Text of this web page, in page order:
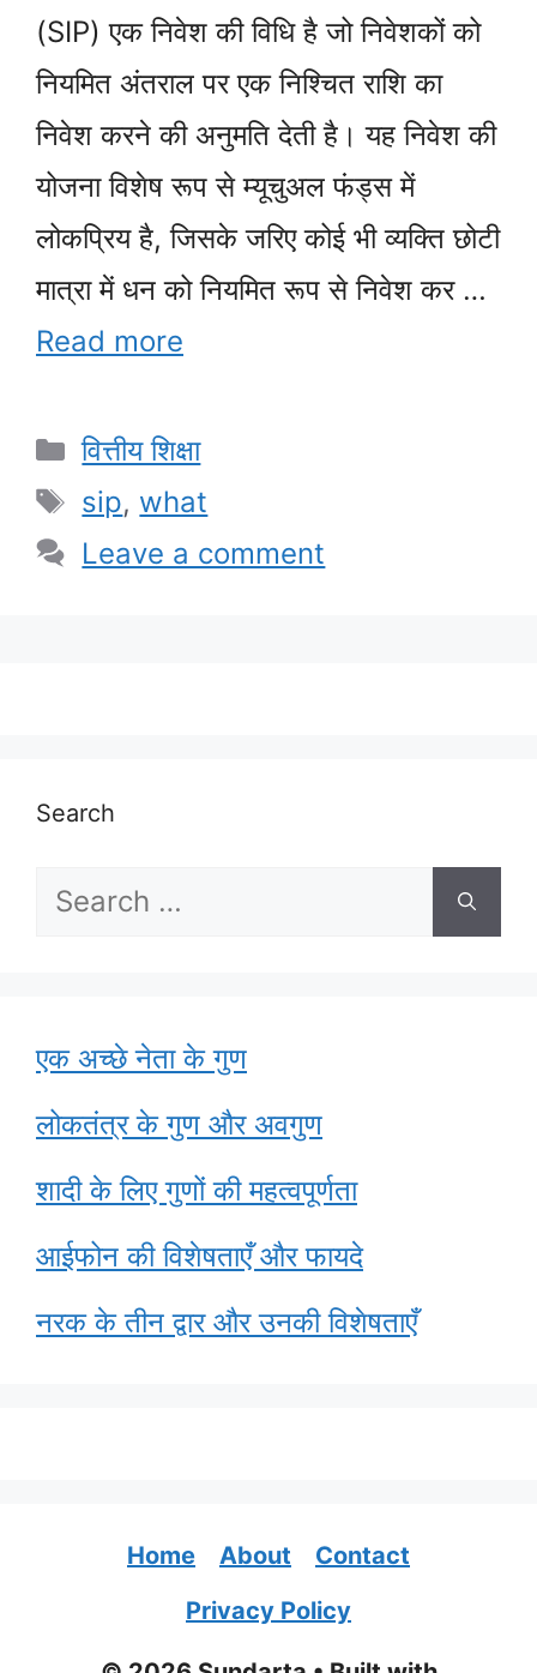
(SIP) एक निवेश की विधि है जो निवेशकों को
नियमित अंतराल पर एक निश्चित राशि का
निवेश करने की अनुमति देती है। यह निवेश की
योजना विशेष रूप से म्यूचुअल फंड्स में
लोकप्रिय है, जिसके जरिए कोई भी व्यक्ति छोटी
मात्रा में धन को नियमित रूप से निवेश कर …
Read more
Categories
वित्तीय शिक्षा
Tags
sip, what
Leave a comment
Search
Search
एक अच्छे नेता के गुण
लोकतंत्र के गुण और अवगुण
शादी के लिए गुणों की महत्वपूर्णता
आईफोन की विशेषताएँ और फायदे
नरक के तीन द्वार और उनकी विशेषताएँ
Home About
Contact
Privacy Policy